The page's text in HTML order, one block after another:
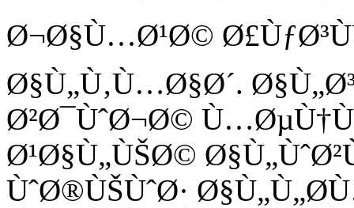
Ø¬Ø§Ù…Ø¹Ø©
Ø§Ù„Ù‚Ù…Ø§Ø´.
Ø²Ø¯ÙˆØ¬Ø©
Ø¹Ø§Ù„ÙŠØ©
ÙˆØ®ÙŠÙˆØ·